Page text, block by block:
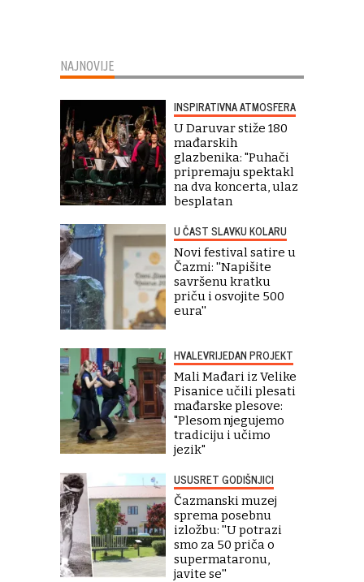
NAJNOVIJE
INSPIRATIVNA ATMOSFERA
U Daruvar stiže 180
mađarskih
glazbenika: "Puhači
pripremaju spektakl
na dva koncerta, ulaz
besplatan
U ČAST SLAVKU KOLARU
Novi festival satire u
Čazmi: ''Napišite
savršenu kratku
priču i osvojite 500
eura''
HVALEVRIJEDAN PROJEKT
Mali Mađari iz Velike
Pisanice učili plesati
mađarske plesove:
"Plesom njegujemo
tradiciju i učimo
jezik"
USUSRET GODIŠNJICI
Čazmanski muzej
sprema posebnu
izložbu: ''U potrazi
smo za 50 priča o
supermataronu,
javite se''